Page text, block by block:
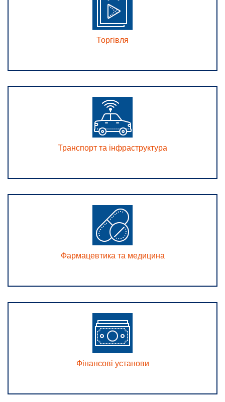
Торгівля
Транспорт та інфраструктура
Фармацевтика та медицина
Фінансові установи